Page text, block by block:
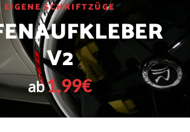
EIGENE SCHRIFTZÜGE
V2
ab1,99€